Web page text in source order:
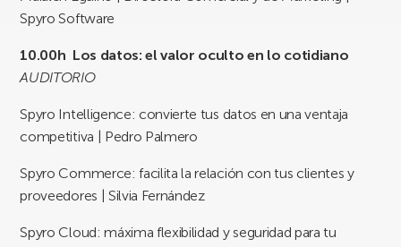
Spyro Software
10.00h Los datos: el valor oculto en lo cotidiano
AUDITORIO
Spyro Intelligence: convierte tus datos en una ventaja
competitiva | Pedro Palmero
Spyro Commerce: facilita la relación con tus clientes y
proveedores | Silvia Fernández
Spyro Cloud: máxima flexibilidad y seguridad para tu